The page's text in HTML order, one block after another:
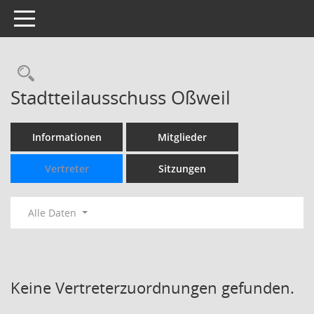
Toggle navigation
Rechercheauswahl
Stadtteilausschuss Oßweil
Informationen Mitglieder
Vertreter Sitzungen
Alle Daten
Keine Vertreterzuordnungen gefunden.